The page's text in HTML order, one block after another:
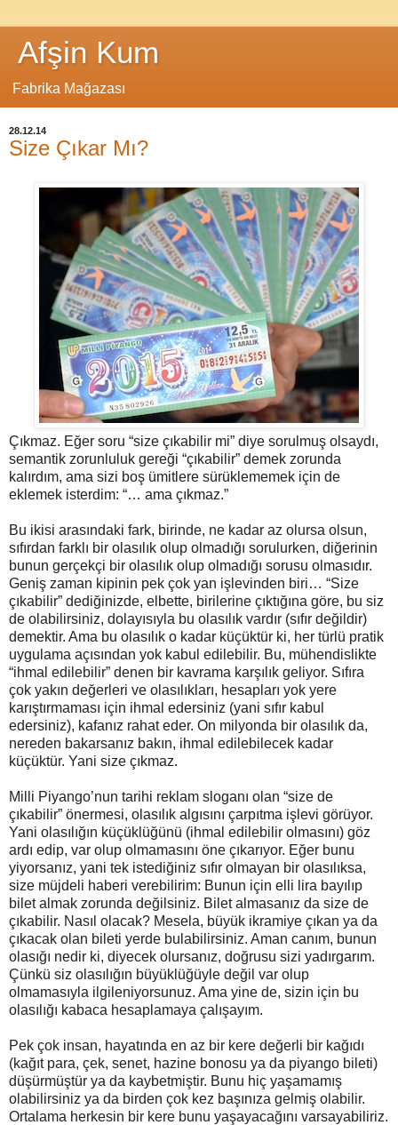
Afşin Kum
Fabrika Mağazası
28.12.14
Size Çıkar Mı?
Çıkmaz. Eğer soru “size çıkabilir mi” diye sorulmuş olsaydı,
semantik zorunluluk gereği “çıkabilir” demek zorunda
kalırdım, ama sizi boş ümitlere sürüklememek için de
eklemek isterdim: “… ama çıkmaz.”
Bu ikisi arasındaki fark, birinde, ne kadar az olursa olsun,
sıfırdan farklı bir olasılık olup olmadığı sorulurken, diğerinin
bunun gerçekçi bir olasılık olup olmadığı sorusu olmasıdır.
Geniş zaman kipinin pek çok yan işlevinden biri… “Size
çıkabilir” dediğinizde, elbette, birilerine çıktığına göre, bu siz
de olabilirsiniz, dolayısıyla bu olasılık vardır (sıfır değildir)
demektir. Ama bu olasılık o kadar küçüktür ki, her türlü pratik
uygulama açısından yok kabul edilebilir. Bu, mühendislikte
“ihmal edilebilir” denen bir kavrama karşılık geliyor. Sıfıra
çok yakın değerleri ve olasılıkları, hesapları yok yere
karıştırmaması için ihmal edersiniz (yani sıfır kabul
edersiniz), kafanız rahat eder. On milyonda bir olasılık da,
nereden bakarsanız bakın, ihmal edilebilecek kadar
küçüktür. Yani size çıkmaz.
Milli Piyango’nun tarihi reklam sloganı olan “size de
çıkabilir” önermesi, olasılık algısını çarpıtma işlevi görüyor.
Yani olasılığın küçüklüğünü (ihmal edilebilir olmasını) göz
ardı edip, var olup olmamasını öne çıkarıyor. Eğer bunu
yiyorsanız, yani tek istediğiniz sıfır olmayan bir olasılıksa,
size müjdeli haberi verebilirim: Bunun için elli lira bayılıp
bilet almak zorunda değilsiniz. Bilet almasanız da size de
çıkabilir. Nasıl olacak? Mesela, büyük ikramiye çıkan ya da
çıkacak olan bileti yerde bulabilirsiniz. Aman canım, bunun
olasığı nedir ki, diyecek olursanız, doğrusu sizi yadırgarım.
Çünkü siz olasılığın büyüklüğüyle değil var olup
olmamasıyla ilgileniyorsunuz. Ama yine de, sizin için bu
olasılığı kabaca hesaplamaya çalışayım.
Pek çok insan, hayatında en az bir kere değerli bir kağıdı
(kağıt para, çek, senet, hazine bonosu ya da piyango bileti)
düşürmüştür ya da kaybetmiştir. Bunu hiç yaşamamış
olabilirsiniz ya da birden çok kez başınıza gelmiş olabilir.
Ortalama herkesin bir kere bunu yaşayacağını varsayabiliriz.